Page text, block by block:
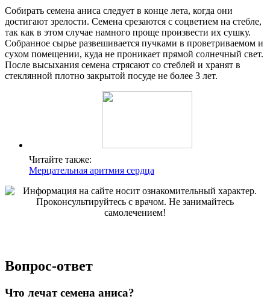
Собирать семена аниса следует в конце лета, когда они
достигают зрелости. Семена срезаются с соцветием на стебле,
так как в этом случае намного проще произвести их сушку.
Собранное сырье развешивается пучками в проветриваемом и
сухом помещении, куда не проникает прямой солнечный свет.
После высыхания семена стрясают со стеблей и хранят в
стеклянной плотно закрытой посуде не более 3 лет.
Читайте также:
Мерцательная аритмия сердца
Вопрос-ответ
Что лечат семена аниса?